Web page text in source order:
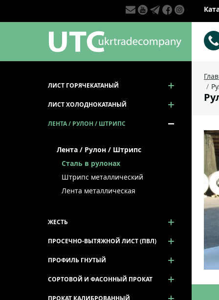
ЛИСТ ГОРЯЧЕКАТАНЫЙ
ЛИСТ ХОЛОДНОКАТАНЫЙ
ЛЕНТА / РУЛОН / ШТРИПС
Лента / Рулон / Штрипс
Сталь в рулонах
Штрипс металлический
Лента металлическая
ЖЕСТЬ
ПРОСЕЧНО-ВЫТЯЖНОЙ ЛИСТ (ПВЛ)
ПРОФИЛЬ ГНУТЫЙ
СОРТОВОЙ И ФАСОННЫЙ ПРОКАТ
ПРОКАТ КАЛИБРОВАННЫЙ